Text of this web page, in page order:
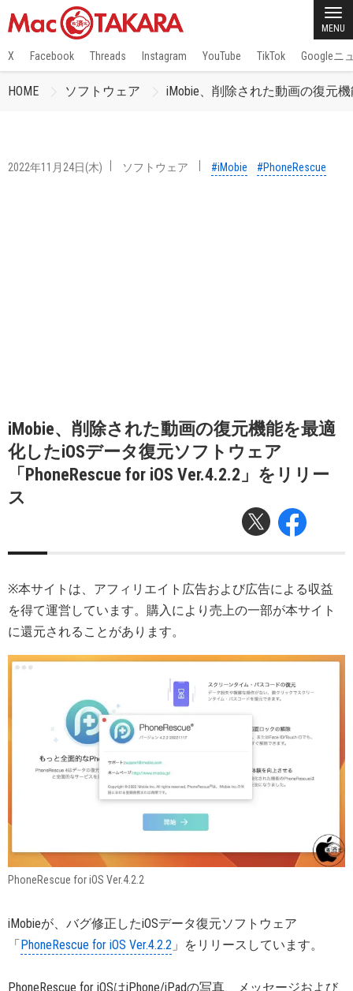
MENU
X Facebook Threads Instagram YouTube TikTok Googleニ
HOME ソフトウェア iMobie、削除された動画の復元機
2022年11月24日(木) ソフトウェア #iMobie #PhoneRescue
iMobie、削除された動画の復元機能を最適
化したiOSデータ復元ソフトウェア
「PhoneRescue for iOS Ver.4.2.2」をリリー
ス
※本サイトは、アフィリエイト広告および広告による収益
を得て運営しています。購入により売上の一部が本サイト
に還元されることがあります。
PhoneRescue for iOS Ver.4.2.2
iMobieが、バグ修正したiOSデータ復元ソフトウェア
「PhoneRescue for iOS Ver.4.2.2 」をリリースしています。
PhoneRescue for iOSはiPhone/iPadの写真、メッセージおよび